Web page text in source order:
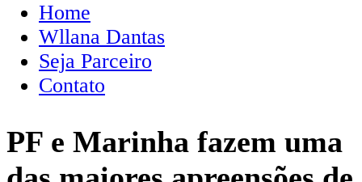
Home
Wllana Dantas
Seja Parceiro
Contato
PF e Marinha fazem uma